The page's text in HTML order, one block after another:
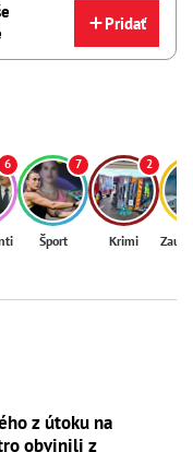
Pridať
6 7
Šport
2
Krimi
z útoku na
obvinili z